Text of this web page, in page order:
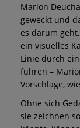
Marion
geweckt und
es darum
ein visuelles
Linie durch
führen –
Vorschläge,
Ohne sich
sie zeichnen